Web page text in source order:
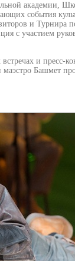
академии,
события
и Турнира
с участием
и пресс-
Башмет